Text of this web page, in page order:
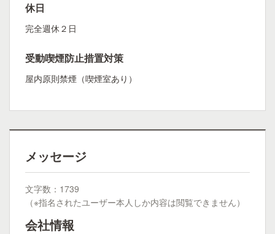
休日
完全週休２日
受動喫煙防止措置対策
屋内原則禁煙（喫煙室あり）
メッセージ
文字数：1739
（※指名されたユーザー本人しか内容は閲覧できません）
会社情報